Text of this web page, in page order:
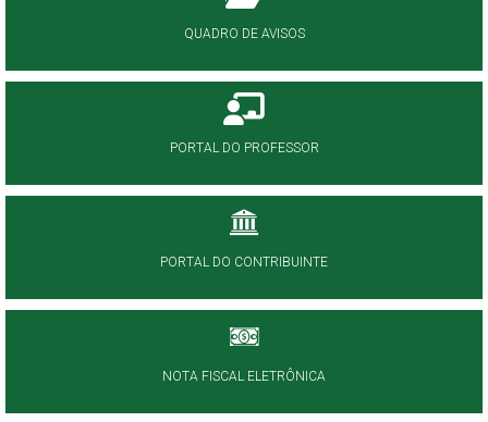
QUADRO DE AVISOS
PORTAL DO PROFESSOR
PORTAL DO CONTRIBUINTE
NOTA FISCAL ELETRÔNICA